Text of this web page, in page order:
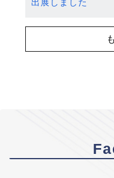
出展しました